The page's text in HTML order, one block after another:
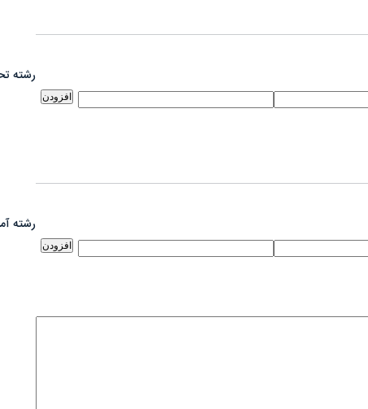
رشته
افزودن
رشته
افزودن